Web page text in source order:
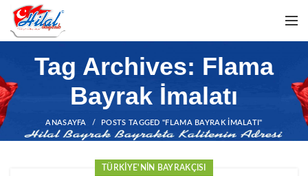
Tag Archives: Flama
Bayrak İmalatı
ANASAYFA POSTS TAGGED "FLAMA BAYRAK İMALATI"
TÜRKIYE'NIN BAYRAKÇISI